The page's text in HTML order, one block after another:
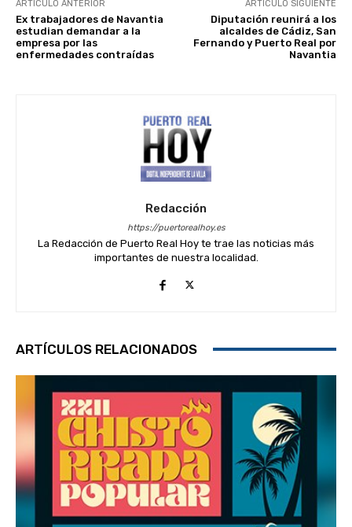
ARTÍCULO ANTERIOR
Ex trabajadores de Navantia
estudian demandar a la
empresa por las
enfermedades contraídas
ARTÍCULO SIGUIENTE
Diputación reunirá a los
alcaldes de Cádiz, San
Fernando y Puerto Real por
Navantia
Redacción
https://puertorealhoy.es
La Redacción de Puerto Real Hoy te trae las noticias más
importantes de nuestra localidad.
ARTÍCULOS RELACIONADOS